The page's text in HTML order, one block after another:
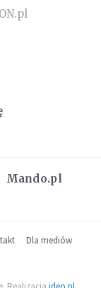
Mando.pl
Dla mediów